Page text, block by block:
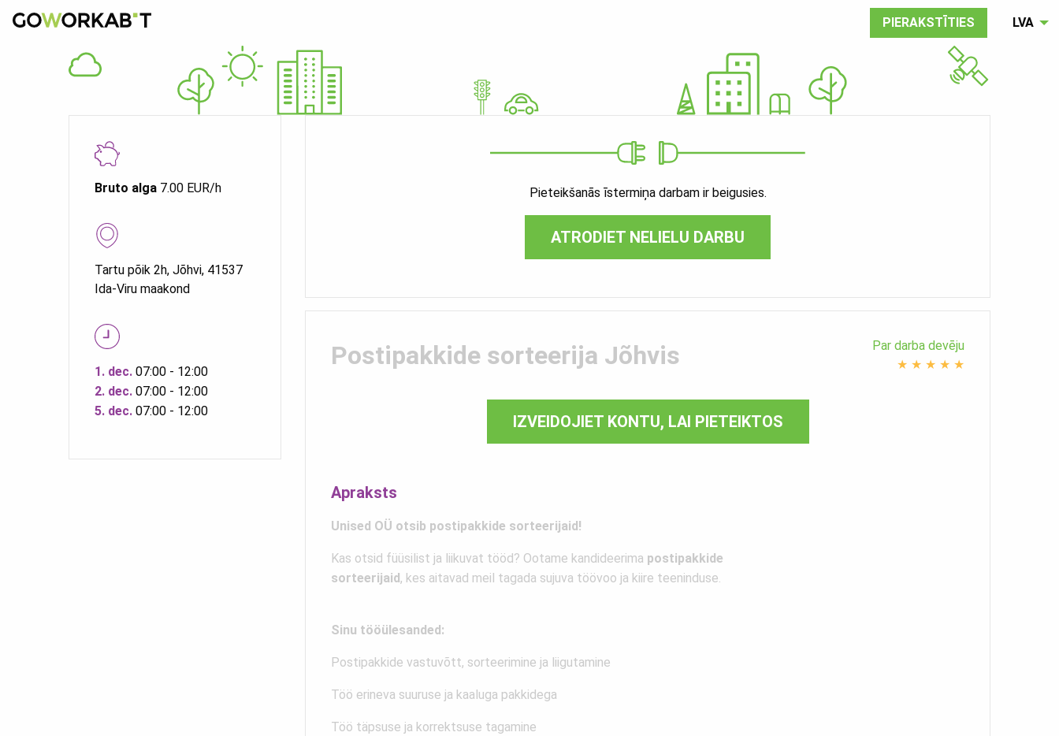
PIERAKSTĪTIES LVA
Bruto alga 7.00 EUR/h
Tartu põik 2h, Jõhvi, 41537
Ida-Viru maakond
1. dec. 07:00 - 12:00
2. dec. 07:00 - 12:00
5. dec. 07:00 - 12:00
Pieteikšanās īstermiņa darbam ir beigusies.
ATRODIET NELIELU DARBU
Postipakkide sorteerija Jõhvis
Par darba devēju
★ ★ ★ ★ ★
IZVEIDOJIET KONTU, LAI PIETEIKTOS
Apraksts
Unised OÜ otsib postipakkide sorteerijaid!
Kas otsid füüsilist ja liikuvat tööd? Ootame kandideerima postipakkide
sorteerijaid, kes aitavad meil tagada sujuva töövoo ja kiire teeninduse.
Sinu tööülesanded:
Postipakkide vastuvõtt, sorteerimine ja liigutamine
Töö erineva suuruse ja kaaluga pakkidega
Töö täpsuse ja korrektsuse tagamine